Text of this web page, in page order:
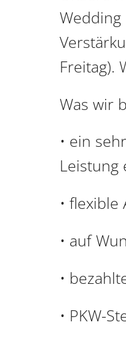
Freitag).
Was wir
• ein
Leistung
•
• auf
•
• PKW-